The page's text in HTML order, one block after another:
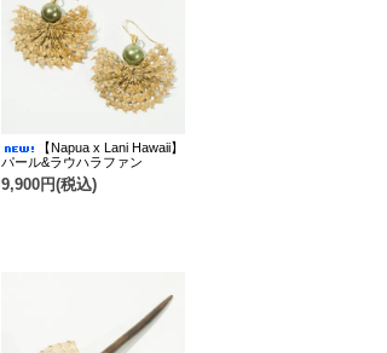
【Napua x Lani Hawaii】
パール&ラウハラファン
9,900円(税込)